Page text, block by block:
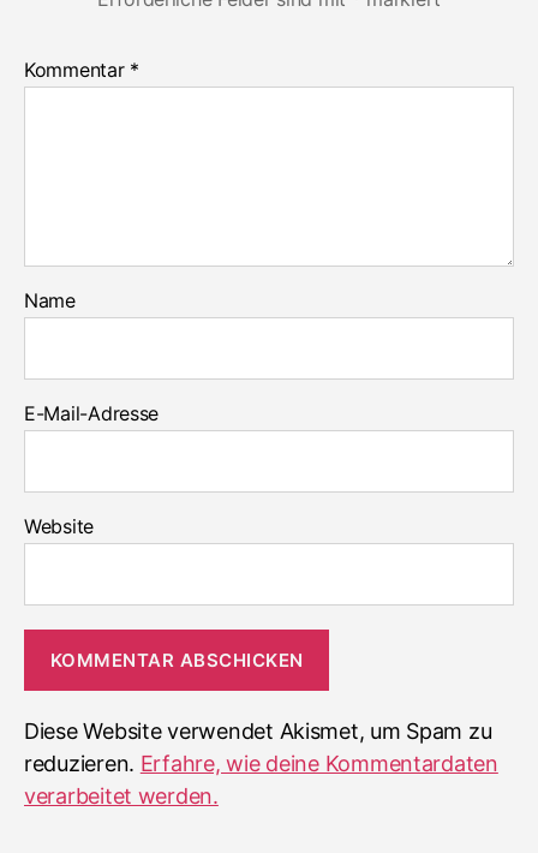
Kommentar *
Name
E-Mail-Adresse
Website
Diese Website verwendet Akismet, um Spam zu
reduzieren. Erfahre, wie deine Kommentardaten
verarbeitet werden.